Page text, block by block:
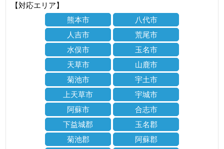
【対応エリア】
熊本市
八代市
人吉市
荒尾市
水俣市
玉名市
天草市
山鹿市
菊池市
宇土市
上天草市
宇城市
阿蘇市
合志市
下益城郡
玉名郡
菊池郡
阿蘇郡